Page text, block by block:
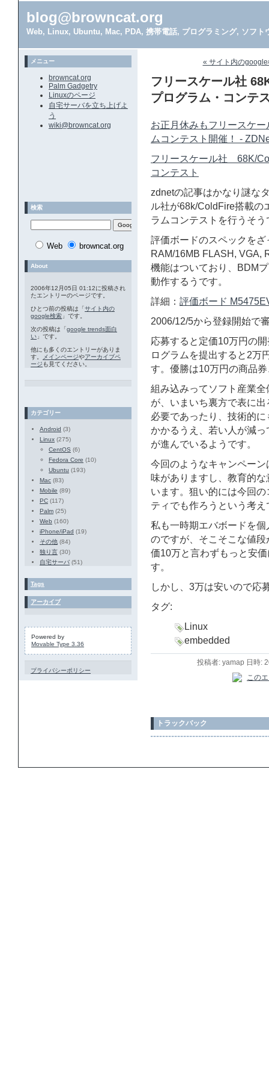
blog@browncat.org
Web, Linux, Ubuntu, Mac, PDA, 携帯電話, プログラミング, ソフト
« サイト内のgoogle
フリースケール社
プログラム・コンテ
お正月休みもフリースケ
ムコンテスト開催！ -
フリースケール社 68K/
コンテスト
zdnetの記事はかなり謎な
ル社が68k/ColdFire搭載の
ラムコンテストを行うそう
評価ボードのスペックを
RAM/16MB FLASH, VGA,
機能はついており、BDM
動作するうです。
詳細： 評価ボード
2006/12/5から登録開始で
応募すると定価10万円の
ログラムを提出すると2万
す。優勝は10万円の商品
組み込みってソフト産業
が、いまいち裏方で表に
必要であったり、技術的
かかるうえ、若い人が減
が進んでいるようです。
今回のようなキャンペー
味がありますし、教育的
います。狙い的には今回
ティでも作ろうという考
私も一時期エバボードを
のですが、そこそこな値
価10万と言わずもっと安
す。
しかし、3万は安いので応
タグ:
Linux
embedded
投稿者: yamap 日時:
トラックバック
メニュー
browncat.org
Palm Gadgetry
Linuxのページ
自宅サーバを立ち上げよ
う
wiki@browncat.org
検索
Web browncat.org
About
2006年12月05日 01:12に投稿され
たエントリーのページです。
ひとつ前の投稿は「サイト内の
google検索 」です。
次の投稿は「google trends面白
い 」です。
他にも多くのエントリーがありま
す。
メインページやアーカイブペ
ージ も見てください。
カテゴリー
Android (3)
Linux (275)
CentOS (6)
Fedora Core (10)
Ubuntu (193)
Mac (83)
Mobile (89)
PC (117)
Palm (25)
Web (160)
iPhone/iPad (19)
その他 (84)
独り言 (30)
自宅サーバ (51)
Tags
アーカイブ
Powered by
Movable Type 3.36
プライバシーポリシー